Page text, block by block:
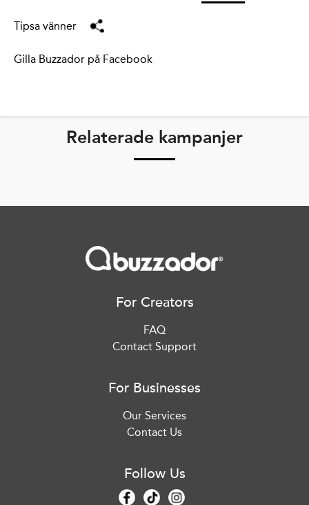
Tipsa vänner
Gilla Buzzador på Facebook
Relaterade kampanjer
For Creators
FAQ
Contact Support
For Businesses
Our Services
Contact Us
Follow Us